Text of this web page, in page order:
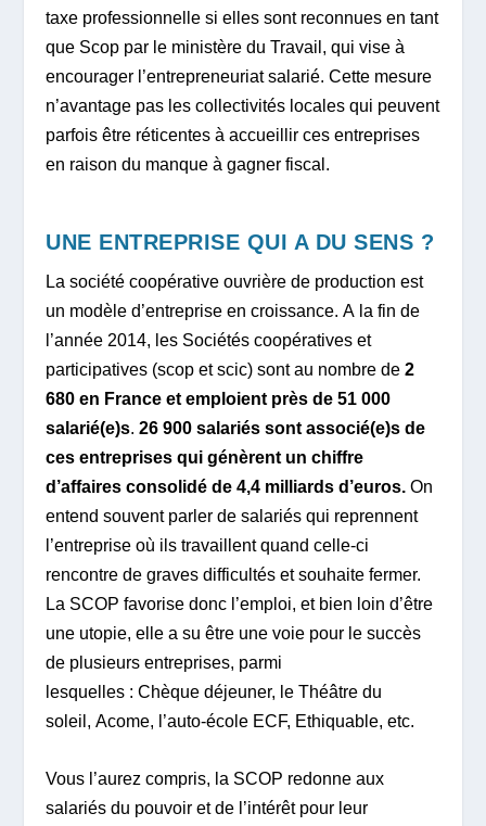
taxe professionnelle si elles sont reconnues en tant
que Scop par le ministère du Travail, qui vise à
encourager l’entrepreneuriat salarié. Cette mesure
n’avantage pas les collectivités locales qui peuvent
parfois être réticentes à accueillir ces entreprises
en raison du manque à gagner fiscal.
UNE ENTREPRISE QUI A DU SENS ?
La société coopérative ouvrière de production est
un modèle d’entreprise en croissance. A la fin de
l’année 2014, les Sociétés coopératives et
participatives (scop et scic) sont au nombre de2
680 en France et emploient près de 51 000
salarié(e)s.26 900 salariés sont associé(e)s de
ces entreprises qui génèrent un chiffre
d’affaires consolidé de 4,4 milliards d’euros.On
entend souvent parler de salariés qui reprennent
l’entreprise où ils travaillent quand celle-ci
rencontre de graves difficultés et souhaite fermer.
La SCOP favorise donc l’emploi, et bien loin d’être
une utopie, elle a su être une voie pour le succès
de plusieurs entreprises, parmi
lesquelles : Chèque déjeuner, le Théâtre du
soleil, Acome, l’auto-école ECF, Ethiquable, etc.
Vous l’aurez compris, la SCOP redonne aux
salariés du pouvoir et de l’intérêt pour leur